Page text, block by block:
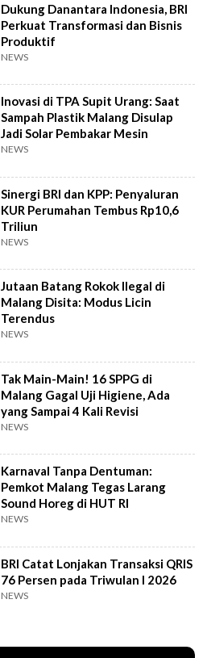
Dukung Danantara Indonesia, BRI
Perkuat Transformasi dan Bisnis
Produktif
NEWS
Inovasi di TPA Supit Urang: Saat
Sampah Plastik Malang Disulap
Jadi Solar Pembakar Mesin
NEWS
Sinergi BRI dan KPP: Penyaluran
KUR Perumahan Tembus Rp10,6
Triliun
NEWS
Jutaan Batang Rokok Ilegal di
Malang Disita: Modus Licin
Terendus
NEWS
Tak Main-Main! 16 SPPG di
Malang Gagal Uji Higiene, Ada
yang Sampai 4 Kali Revisi
NEWS
Karnaval Tanpa Dentuman:
Pemkot Malang Tegas Larang
Sound Horeg di HUT RI
NEWS
BRI Catat Lonjakan Transaksi QRIS
76 Persen pada Triwulan I 2026
NEWS